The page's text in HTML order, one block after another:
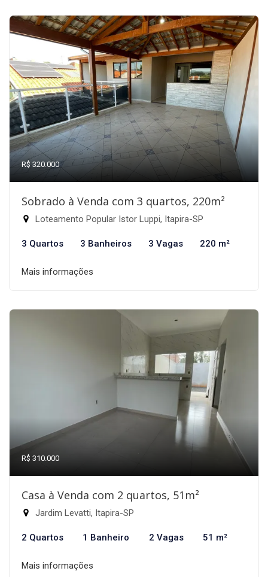
R$ 320.000
Sobrado à Venda com 3 quartos, 220m²
Loteamento Popular Istor Luppi, Itapira-SP
3 Quartos 3 Banheiros 3 Vagas 220 m²
Mais informações
R$ 310.000
Casa à Venda com 2 quartos, 51m²
Jardim Levatti, Itapira-SP
2 Quartos 1 Banheiro 2 Vagas 51 m²
Mais informações